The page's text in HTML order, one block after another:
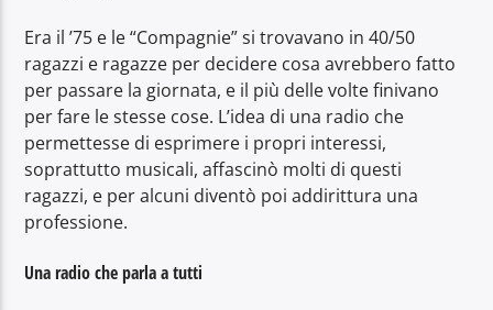
Era il ’75 e le “Compagnie” si trovavano in 40/50
ragazzi e ragazze per decidere cosa avrebbero fatto
per passare la giornata, e il più delle volte finivano
per fare le stesse cose. L’idea di una radio che
permettesse di esprimere i propri interessi,
soprattutto musicali, affascinò molti di questi
ragazzi, e per alcuni diventò poi addirittura una
professione.
Una radio che parla a tutti